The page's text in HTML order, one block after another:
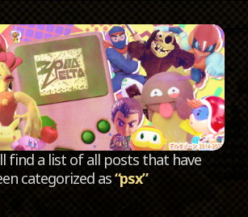
find a list of all posts that have
categorized as“psx”